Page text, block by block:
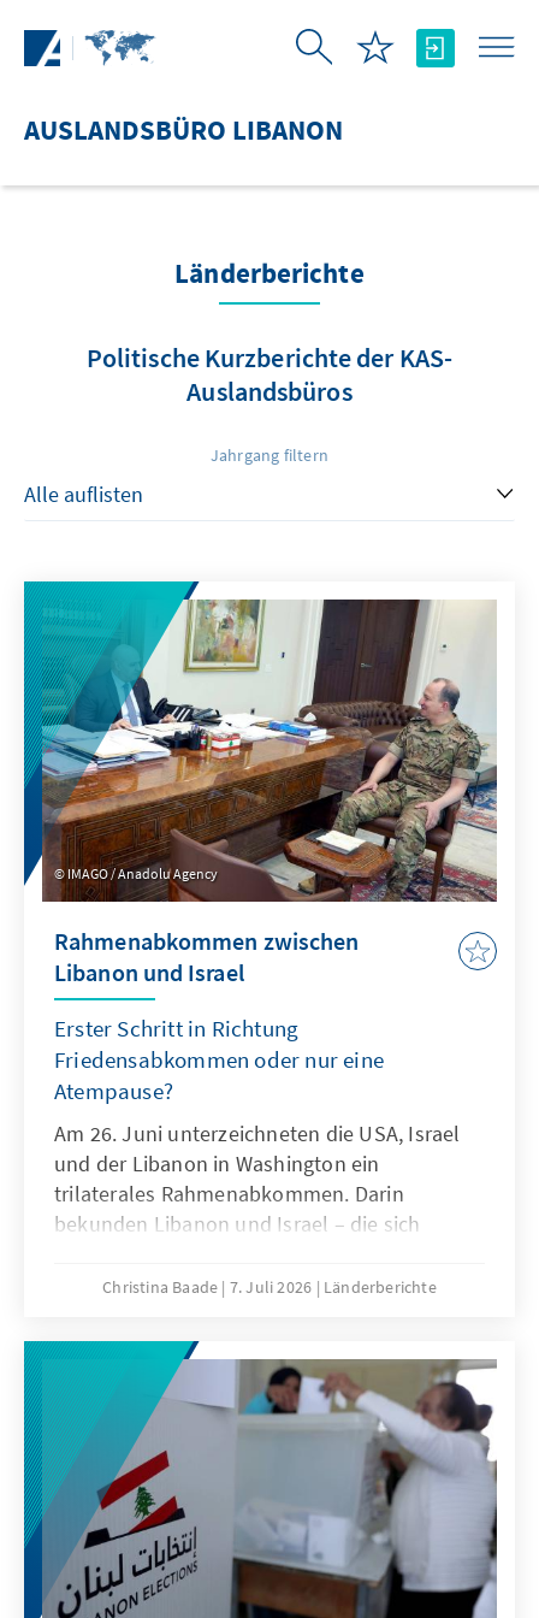
AUSLANDSBÜRO LIBANON
Länderberichte
Politische Kurzberichte der KAS-
Auslandsbüros
Jahrgang filtern
IMAGO / Anadolu Agency
Rahmenabkommen zwischen
Libanon und Israel
Erster Schritt in Richtung
Friedensabkommen oder nur eine
Atempause?
Am 26. Juni unterzeichneten die USA, Israel
und der Libanon in Washington ein
trilaterales Rahmenabkommen. Darin
bekunden Libanon und Israel – die sich
ihre Absicht, die Grundlage für einen
Sicherheitsverhältnisse und
nachbarschaftliche Beziehungen zu schaffen.
Angesichts der jahrzehntelangen Feindschaft
zwischen beiden Staaten und des
anhaltenden Konflikts zwischen Israel und
der Hisbollah stellt das Abkommen einen
bemerkenswerten Schritt dar. Ob es sich
dabei um den Beginn einer nachhaltigen
Friedensordnung oder lediglich um eine
Christina Baade 7. Juli 2026 Länderberichte